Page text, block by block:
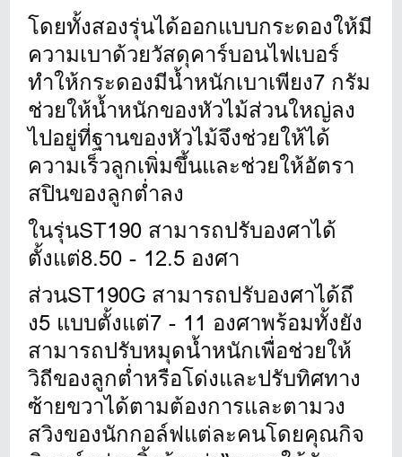
โดยทั้งสองรุ่นได้ออกแบบกระดองให้มี
ความเบาด้วยวัสดุคาร์บอนไฟเบอร์
ทำให้กระดองมีน้ำหนักเบาเพียง7 กรัม
ช่วยให้น้ำหนักของหัวไม้ส่วนใหญ่ลง
ไปอยู่ที่ฐานของหัวไม้จึงช่วยให้ได้
ความเร็วลูกเพิ่มขึ้นและช่วยให้อัตรา
สปินของลูกต่ำลง
ในรุ่นST190 สามารถปรับองศาได้
ตั้งแต่8.50 - 12.5 องศา
ส่วนST190G สามารถปรับองศาได้ถึ
ง5 แบบตั้งแต่7 - 11 องศาพร้อมทั้งยัง
สามารถปรับหมุดน้ำหนักเพื่อช่วยให้
วิถีของลูกต่ำหรือโด่งและปรับทิศทาง
ซ้ายขวาได้ตามต้องการและตามวง
สวิงของนักกอล์ฟแต่ละคนโดยคุณกิจ